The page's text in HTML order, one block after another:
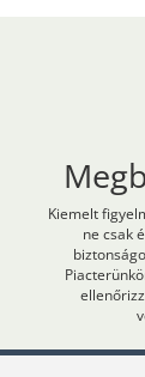
Kiemelt
ne csak